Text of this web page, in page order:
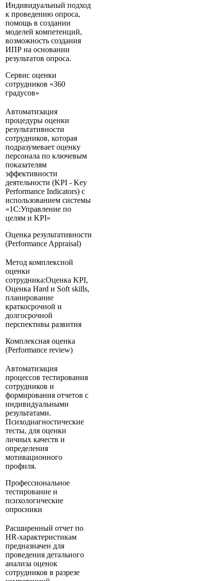
Индивидуальный подход
к проведению опроса,
помощь в создании
моделей компетенций,
возможность создания
ИПР на основании
результатов опроса.
Сервис оценки
сотрудников «360
градусов»
Автоматизация
процедуры оценки
результативности
сотрудников, которая
подразумевает оценку
персонала по ключевым
показателям
эффективности
деятельности (KPI - Key
Performance Indicators) с
использованием системы
«1С:Управление по
целям и KPI»
Оценка результативности
(Performance Appraisal)
Метод комплексной
оценки
сотрудника:Оценка KPI,
Оценка Hard и Soft skills,
планирование
краткосрочной и
долгосрочной
перспективы развития
Комплексная оценка
(Performance review)
Автоматизация
процессов тестирования
сотрудников и
формирования отчетов с
индивидуальными
результатами.
Психодиагностические
тесты, для оценки
личных качеств и
определения
мотивационного
профиля.
Профессиональное
тестирование и
психологические
опросники
Расширенный отчет по
HR-характеристикам
предназначен для
проведения детального
анализа оценок
сотрудников в разрезе